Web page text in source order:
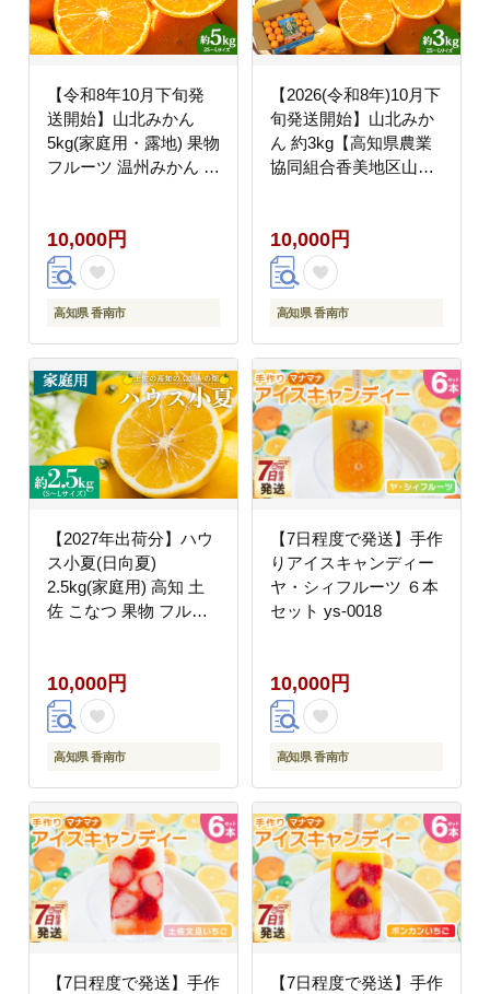
【令和8年10月下旬発
送開始】山北みかん
5kg(家庭用・露地) 果物
フルーツ 温州みかん ミ
南市 常温 ku-0054
10,000円
高知県 香南市
【2026(令和8年)10月下
旬発送開始】山北みか
ん 約3kg【高知県農業
協同組合香美地区山北
10,000円
高知県 香南市
【2027年出荷分】ハウ
ス小夏(日向夏)
2.5kg(家庭用) 高知 土
佐 こなつ 果物 フルー
庭用 訳あり 小夏 ハウ
ス ミカン みかん 蜜柑
柑橘 果物 フルーツ こ
なつ のし対応可 熨斗
10,000円
高知県 香南市
【7日程度で発送】手作
りアイスキャンディー
ヤ・シィフルーツ ６本
セット ys-0018
10,000円
高知県 香南市
【7日程度で発送】手作
【7日程度で発送】手作